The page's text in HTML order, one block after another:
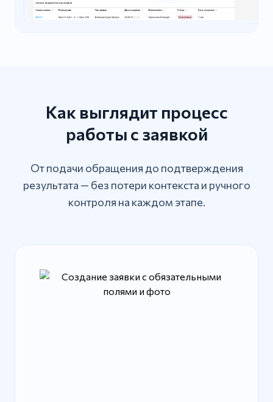
Как выглядит процесс
работы с заявкой
От подачи обращения до подтверждения
результата — без потери контекста и ручного
контроля на каждом этапе.